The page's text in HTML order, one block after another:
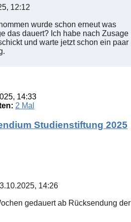
12:12
wurde schon erneut was
das dauert? Ich habe nach Zusage
und warte jetzt schon ein paar
14:33
2 Mal
Studienstiftung 2025
14:26
gedauert ab Rücksendung der